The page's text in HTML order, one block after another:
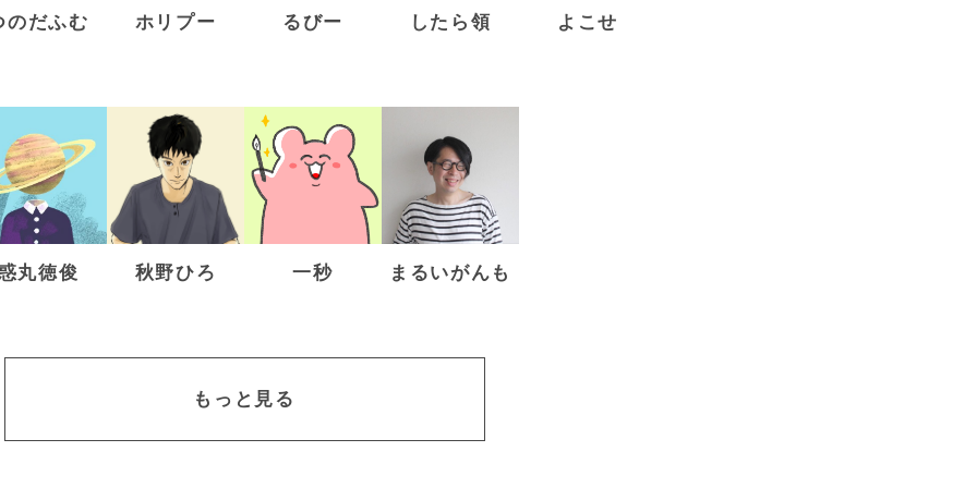
のだふむ ホリプー るびー したら領 よこせ
丸徳俊 秋野ひろ 一秒 まるいがんも
もっと見る